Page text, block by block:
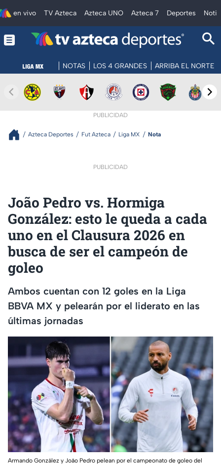
en vivo TV Azteca Azteca UNO Azteca 7 Deportes
NOTAS LOS 4 GRANDES ARRIBA EL NORTE
PUBLICIDAD
Azteca Deportes Fut Azteca Liga MX Nota
PUBLICIDAD
João Pedro vs. Hormiga
González: esto le queda a cada
uno en el Clausura 2026 en
busca de ser el campeón de
goleo
Ambos cuentan con 12 goles en la Liga
BBVA MX y pelearán por el liderato en las
últimas jornadas
Armando González y João Pedro pelean por el campeonato de goleo del